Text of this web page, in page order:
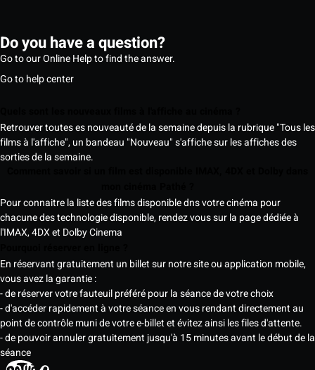
Do you have a question?
Go to our Online Help to find the answer.
Go to help center
Retrouver toutes es nouveauté de la semaine depuis la rubrique "Tous les
films à l'affiche", un bandeau "Nouveau" s'affiche sur les affiches des
sorties de la semaine.
Pour connaitre la liste des films disponible dns votre cinéma pour
chacune des technologie disponible, rendez vous sur la page dédiée à
l'IMAX, 4DX et Dolby Cinema
En réservant gratuitement un billet sur notre site ou application mobile,
vous avez la garantie :
- de réserver votre fauteuil préféré pour la séance de votre choix
- d'accéder rapidement à votre séance en vous rendant directement au
point de contrôle muni de votre e-billet et évitez ainsi les files d'attente.
- de pouvoir annuler gratuitement jusqu'à 15 minutes avant le début de la
séance